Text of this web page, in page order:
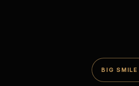
BIG SMILE